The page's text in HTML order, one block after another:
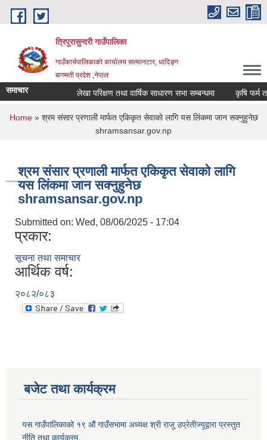
Skip to main content
त्रिपुरासुन्दरी गाउँपालिका
गाउँकार्यपालिकाको कार्यालय सल्यानटार, धादिङ्ग
बागमती प्रदेश ,नेपाल
समाचार लेखा परिक्षण तथा वार्षिक साधारण सभा सम्बन्धमा
You are here
Home» श्रम संसार प्रणाली मार्फत एकिकृत सेवाको लागि यस लिंकमा जान सक्नुहुनेछ
shramsansar.gov.np
श्रम संसार प्रणाली मार्फत एकिकृत सेवाको लागि
यस लिंकमा जान सक्नुहुनेछ
shramsansar.gov.np
Submitted on: Wed, 08/06/2025 - 17:04
प्रकार:
सूचना तथा समाचार
आर्थिक वर्ष:
२०८२/०८३
बजेट तथा कार्यक्रम
यस गाउँपालिकाको १९ औं गाउँसभामा अध्यक्ष श्री राजु उप्रेतीज्यूद्वारा प्रस्तुत
नीति तथा कार्यक्रम